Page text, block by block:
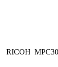
RICOH